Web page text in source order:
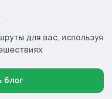
для вас, используя
блог